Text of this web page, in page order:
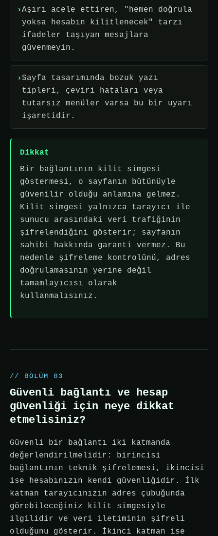
Aşırı acele ettiren, "hemen doğrula
yoksa hesabın kilitlenecek" tarzı
ifadeler taşıyan mesajlara
güvenmeyin.
Sayfa tasarımında bozuk yazı
tipleri, çeviri hataları veya
tutarsız menüler varsa bu bir uyarı
işaretidir.
Dikkat
Bir bağlantının kilit simgesi
göstermesi, o sayfanın bütünüyle
güvenilir olduğu anlamına gelmez.
Kilit simgesi yalnızca tarayıcı ile
sunucu arasındaki veri trafiğinin
şifrelendiğini gösterir; sayfanın
sahibi hakkında garanti vermez. Bu
nedenle şifreleme kontrolünü, adres
doğrulamasının yerine değil
tamamlayıcısı olarak
kullanmalısınız.
// BÖLÜM 03
Güvenli bağlantı ve hesap
güvenliği için neye dikkat
etmelisiniz?
Güvenli bir bağlantı iki katmanda
değerlendirilmelidir: birincisi
bağlantının teknik şifrelemesi, ikincisi
ise hesabınızın kendi güvenliğidir. İlk
katman tarayıcınızın adres çubuğunda
görebileceğiniz kilit simgesiyle
ilgilidir ve veri iletiminin şifreli
olduğunu gösterir. İkinci katman ise